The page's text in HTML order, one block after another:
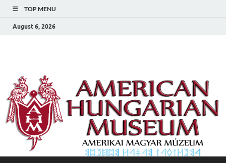
TOP MENU
August 6, 2026
Amerikai Magyar
Múzeum